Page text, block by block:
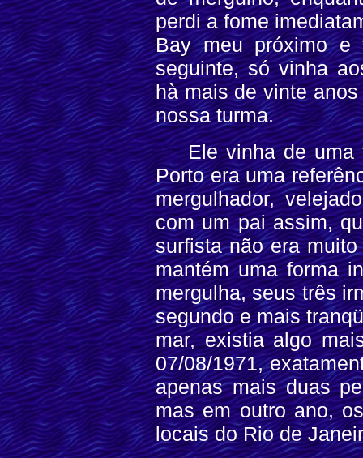
perdi a fome
Bay meu próximo e
seguinte, só vinha
hà mais de vinte
nossa turma.
Ele vinha de uma
Porto era uma
mergulhador,
com um pai assim,
surfista não era
mantém uma forma
mergulha, seus três
segundo e mais
mar, existia algo
07/08/1971,
apenas mais duas
mas em outro ano,
locais do Rio de